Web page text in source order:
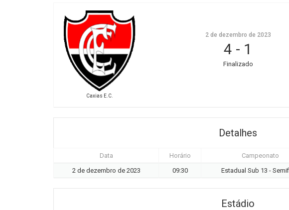
Caxias E.C.
2 de dezembro de 2023
4 - 1
Finalizado
Detalhes
Data Horário Campeonato
2 de dezembro de 2023
09:30 Estadual Sub 13 -
Estádio